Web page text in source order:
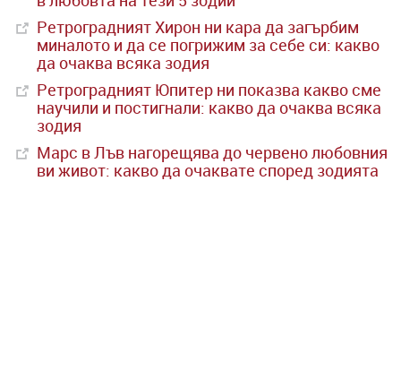
Ретроградният Хирон ни кара да загърбим
миналото и да се погрижим за себе си: какво
да очаква всяка зодия
Ретроградният Юпитер ни показва какво сме
научили и постигнали: какво да очаква всяка
зодия
Марс в Лъв нагорещява до червено любовния
ви живот: какво да очаквате според зодията